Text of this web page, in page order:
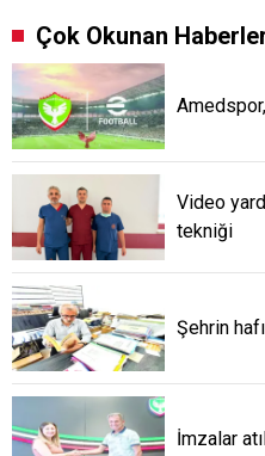
Çok Okunan
Video
tekniği
Şehrin
İmzalar